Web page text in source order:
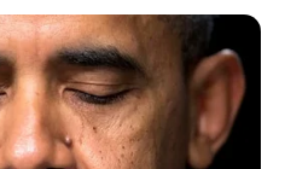
crecimiento sostenible y
63 años de tradición
BANCOS